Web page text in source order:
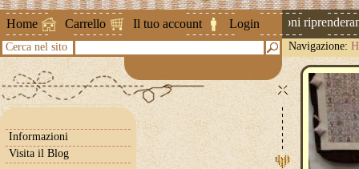
Home Carrello Il tuo account Login
Attenzione ! Le spedizioni
Cerca nel sito Navigazione:
Informazioni
Visita il Blog